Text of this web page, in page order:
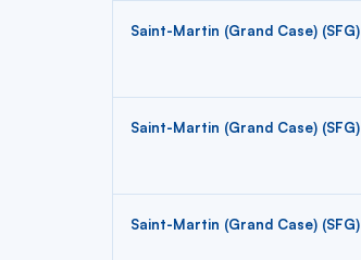
Saint-Martin (Grand Case) (SFG)
Saint-Martin (Grand Case) (SFG)
Saint-Martin (Grand Case) (SFG)